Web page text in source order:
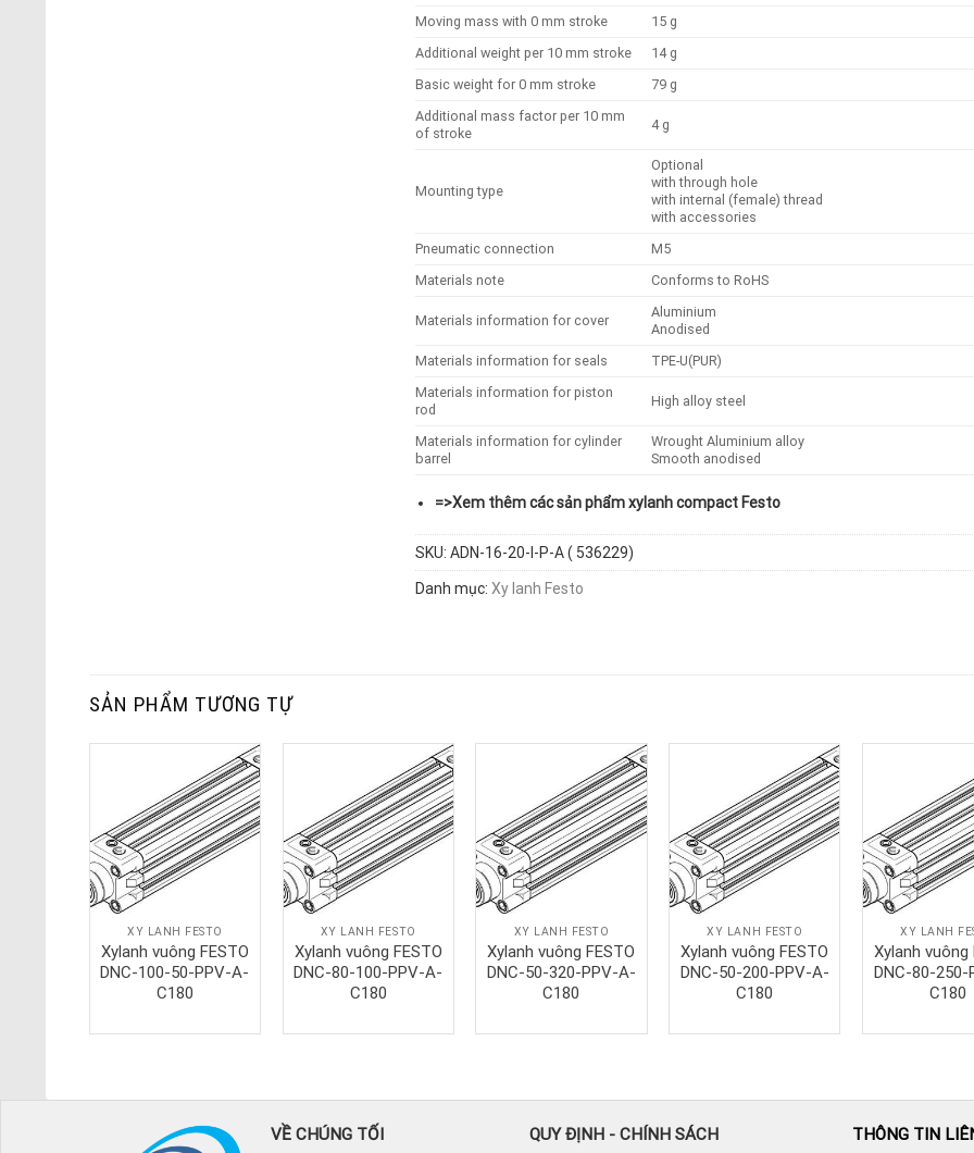
Moving mass with 0 mm stroke
15 g
Additional weight per 10 mm stroke
14 g
Basic weight for 0 mm stroke
79 g
Additional mass factor per 10 mm
of stroke
4 g
Mounting type
Optional
with through hole
with internal (female) thread
with accessories
Pneumatic connection
M5
Materials note
Conforms to RoHS
Materials information for cover
Aluminium
Anodised
Materials information for seals
TPE-U(PUR)
Materials information for piston
rod
High alloy steel
Materials information for cylinder
barrel
Wrought Aluminium alloy
Smooth anodised
=>Xem thêm các sản phẩm xylanh compact Festo
SKU: ADN-16-20-I-P-A ( 536229)
Danh mục: Xy lanh Festo
SẢN PHẨM TƯƠNG TỰ
XY LANH FESTO
Xylanh vuông FESTO
DNC-100-50-PPV-A-
C180
XY LANH FESTO
Xylanh vuông FESTO
DNC-80-100-PPV-A-
C180
XY LANH FESTO
Xylanh vuông FESTO
DNC-50-320-PPV-A-
C180
XY LANH FESTO
Xylanh vuông FESTO
DNC-50-200-PPV-A-
C180
XY LANH
Xylanh vuông
DNC-80-250-
C180
VỀ CHÚNG TỐI QUY ĐỊNH - CHÍNH SÁCH THÔNG TIN